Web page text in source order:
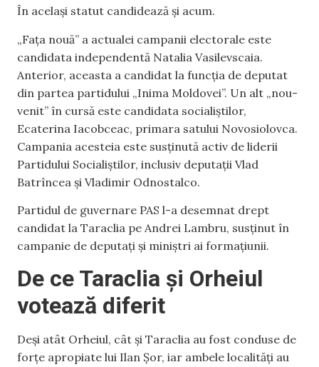
În același statut candidează și acum.
„Fața nouă” a actualei campanii electorale este
candidata independentă Natalia Vasilevscaia.
Anterior, aceasta a candidat la funcția de deputat
din partea partidului „Inima Moldovei”. Un alt „nou-
venit” în cursă este candidata socialiștilor,
Ecaterina Iacobceac, primara satului Novosiolovca.
Campania acesteia este susținută activ de liderii
Partidului Socialiștilor, inclusiv deputații Vlad
Batrîncea și Vladimir Odnostalco.
Partidul de guvernare PAS l-a desemnat drept
candidat la Taraclia pe Andrei Lambru, susținut în
campanie de deputați și miniștri ai formațiunii.
De ce Taraclia și Orheiul
votează diferit
Deși atât Orheiul, cât și Taraclia au fost conduse de
forțe apropiate lui Ilan Șor, iar ambele localități au